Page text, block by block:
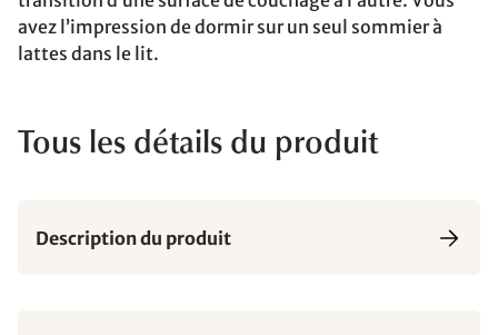
avez l’impression de dormir sur un seul sommier à
lattes dans le lit.
Tous les détails du produit
Description du produit